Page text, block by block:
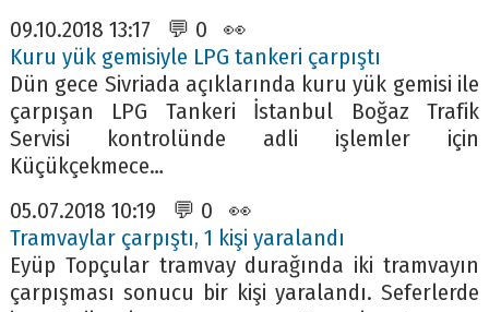
09.10.2018 13:17 💬 0 👀
Kuru yük gemisiyle LPG tankeri çarpıştı
Dün gece Sivriada açıklarında kuru yük gemisi ile
çarpışan LPG Tankeri İstanbul Boğaz Trafik
Servisi kontrolünde adli işlemler için
Küçükçekmece…
05.07.2018 10:19 💬 0 👀
Tramvaylar çarpıştı, 1 kişi yaralandı
Eyüp Topçular tramvay durağında iki tramvayın
çarpışması sonucu bir kişi yaralandı. Seferlerde